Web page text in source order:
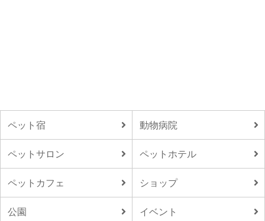
ペット宿 動物病院
ペットサロン ペットホテル
ペットカフェ ショップ
公園 イベント